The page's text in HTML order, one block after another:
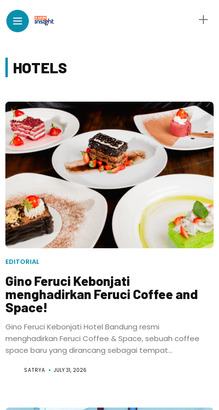
HOTELS
EDITORIAL
Gino Feruci Kebonjati
menghadirkan Feruci Coffee and
Space!
Gino Feruci Kebonjati Hotel Bandung resmi
menghadirkan Feruci Coffee & Space, sebuah coffee
space baru yang dirancang sebagai tempat...
SATRYA JULY 31, 2026